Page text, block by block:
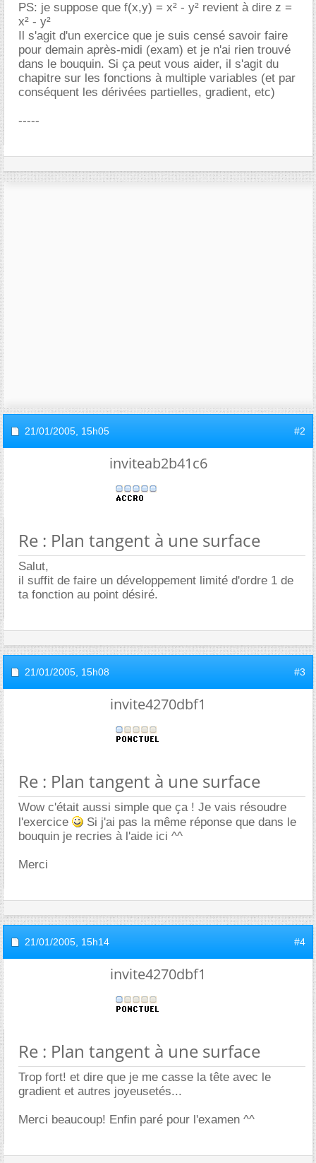
PS: je suppose que f(x,y) = x² - y² revient à dire z =
x² - y²
Il s'agit d'un exercice que je suis censé savoir faire
pour demain après-midi (exam) et je n'ai rien trouvé
dans le bouquin. Si ça peut vous aider, il s'agit du
chapitre sur les fonctions à multiple variables (et par
conséquent les dérivées partielles, gradient, etc)
-----
21/01/2005, 15h05 #2
inviteab2b41c6
Re : Plan tangent à une surface
Salut,
il suffit de faire un développement limité d'ordre 1 de
ta fonction au point désiré.
21/01/2005, 15h08 #3
invite4270dbf1
Re : Plan tangent à une surface
Wow c'était aussi simple que ça ! Je vais résoudre
l'exercice
Si j'ai pas la même réponse que dans le
bouquin je recries à l'aide ici ^^
Merci
21/01/2005, 15h14 #4
invite4270dbf1
Re : Plan tangent à une surface
Trop fort! et dire que je me casse la tête avec le
gradient et autres joyeusetés...
Merci beaucoup! Enfin paré pour l'examen ^^